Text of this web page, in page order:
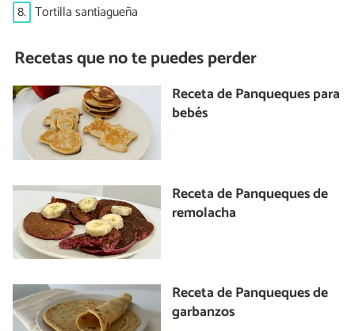
8. Tortilla santiagueña
Recetas que no te puedes perder
Receta de Panqueques para
bebés
Receta de Panqueques de
remolacha
Receta de Panqueques de
garbanzos